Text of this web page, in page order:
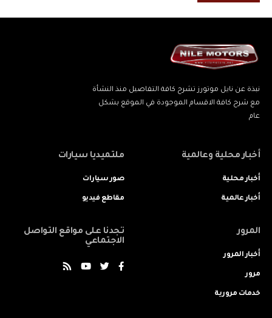
نبذة عن نايل موتورز تشرح كافة التفاصيل منذ النشأة
مع شرح كافة الاقسام الموجودة في الموقع بشكل
عام
أخبار محلية وعالمية
أخبار محلية
أخبار عالمية
ملتميديا سيارات
صور سيارات
مقاطع فيديو
المرور
أخبار المرور
مرور
خدمات مرورية
تجدنا على مواقع التواصل
الاجتماعي